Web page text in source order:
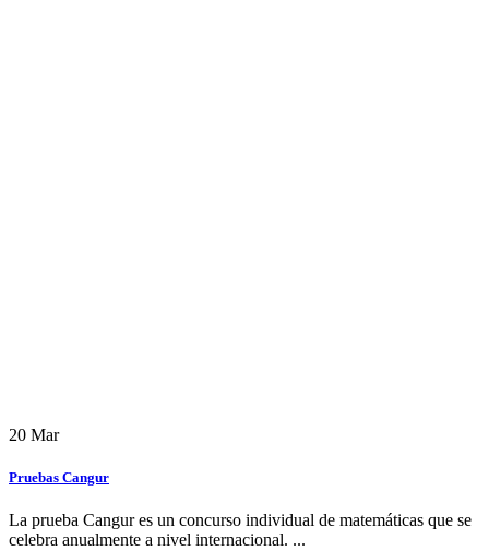
20 Mar
Pruebas Cangur
La prueba Cangur es un concurso individual de matemáticas que se
celebra anualmente a nivel internacional. ...